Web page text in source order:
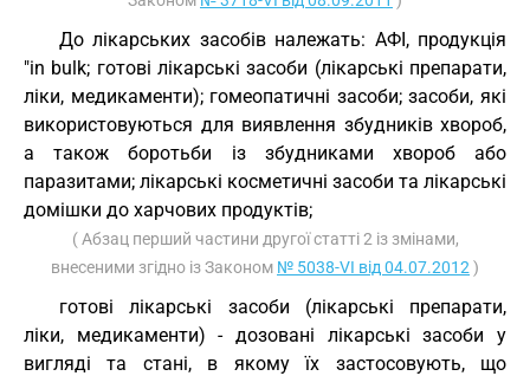
До лікарських засобів належать: АФІ, продукція
"in bulk; готові лікарські засоби (лікарські препарати,
ліки, медикаменти); гомеопатичні засоби; засоби, які
використовуються для виявлення збудників хвороб,
а також боротьби із збудниками хвороб або
паразитами; лікарські косметичні засоби та лікарські
домішки до харчових продуктів;
( Абзац перший частини другої статті 2 із змінами,
внесеними згідно із Законом № 5038-VI від 04.07.2012 )
готові лікарські засоби (лікарські препарати,
ліки, медикаменти) - дозовані лікарські засоби у
вигляді та стані, в якому їх застосовують, що